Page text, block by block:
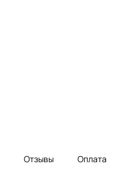
Отзывы Оплата